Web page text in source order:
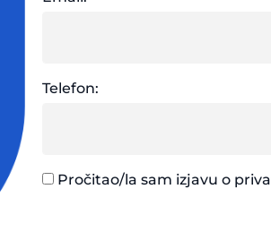
Telefon:
Pročitao/la sam izjavu o